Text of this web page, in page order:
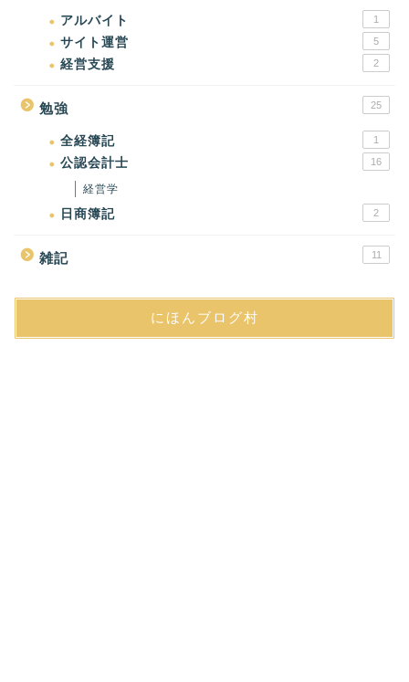
アルバイト 1
サイト運営 5
経営支援 2
勉強 25
全経簿記 1
公認会計士 16
経営学
日商簿記 2
雑記 11
にほんブログ村